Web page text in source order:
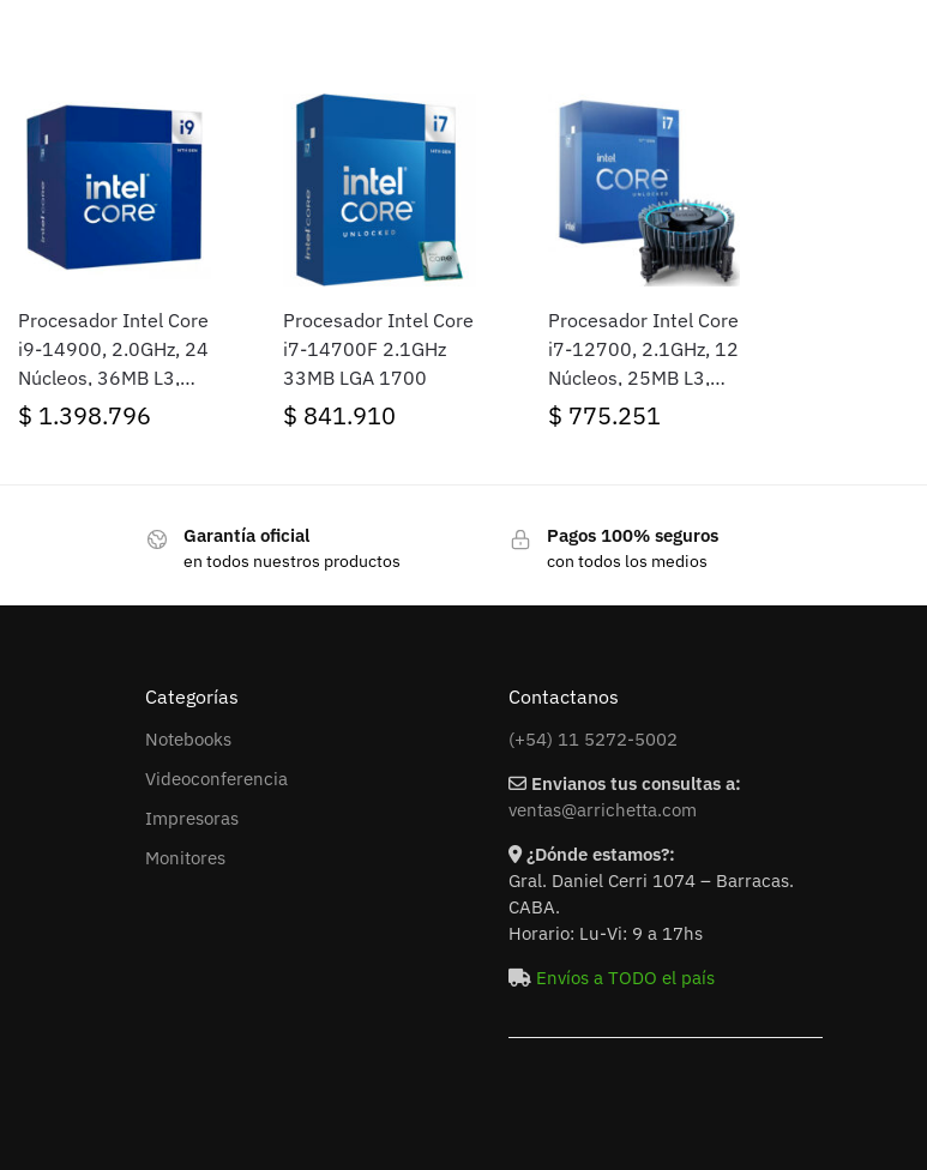
Procesador Intel Core
i9-14900, 2.0GHz, 24
Núcleos, 36MB L3,
Socket LGA1700,
$ 1.398.796
Procesador Intel Core
i7-14700F 2.1GHz
33MB LGA 1700
$ 841.910
Procesador Intel Core
i7-12700, 2.1GHz, 12
Núcleos, 25MB L3,
Socket LGA1700,
$ 775.251
Garantía oficial
en todos nuestros productos
Pagos 100% seguros
con todos los medios
Categorías
Notebooks
Videoconferencia
Impresoras
Monitores
Contactanos
(+54) 11 5272-5002
Envianos tus consultas a:
ventas@arrichetta.com
¿Dónde estamos?:
Gral. Daniel Cerri 1074 – Barracas.
CABA.
Horario: Lu-Vi: 9 a 17hs
Envíos a TODO el país